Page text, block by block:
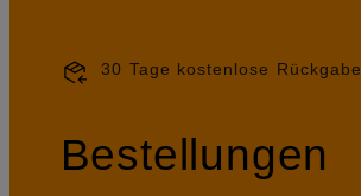
30 Tage kostenlose Rückgabe
Bestellungen